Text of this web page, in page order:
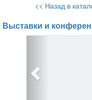
<< Назад в
Выставки и